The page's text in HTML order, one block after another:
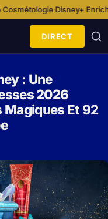
Enrichit Son Offre
DIRECT
: Une
2026
Magiques Et 92